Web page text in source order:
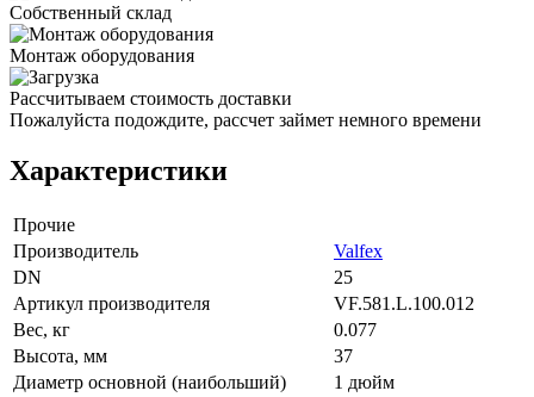
Собственный склад
Монтаж оборудования
Рассчитываем стоимость доставки
Пожалуйста подождите, рассчет займет немного времени
Характеристики
Прочие
Производитель
Valfex
DN
25
Артикул производителя
VF.581.L.100.012
Вес, кг
0.077
Высота, мм
37
Диаметр основной (наибольший)
1 дюйм